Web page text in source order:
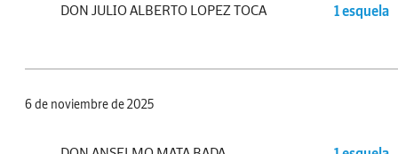
DON JULIO ALBERTO LOPEZ TOCA 1 esquela
6 de noviembre de 2025